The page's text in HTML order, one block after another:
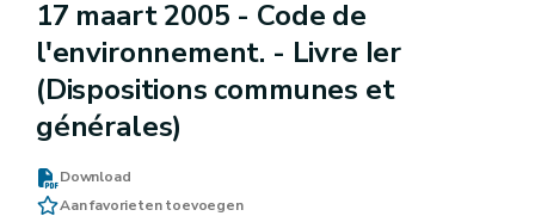
17 maart 2005 - Code de
l'environnement. - Livre Ier
(Dispositions communes et
générales)
Download
Aan favorieten toevoegen